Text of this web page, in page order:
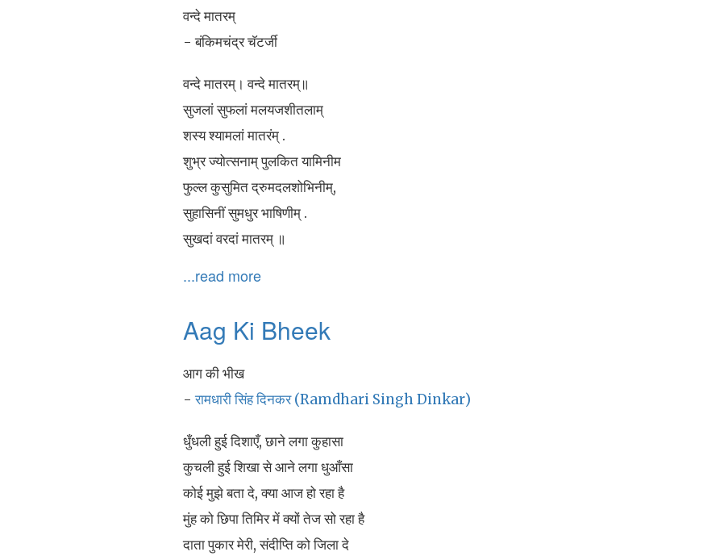
वन्दे मातरम्
- बंकिमचंद्र चॅटर्जी
वन्दे मातरम्। वन्दे मातरम्॥
सुजलां सुफलां मलयजशीतलाम्
शस्य श्यामलां मातरंम् .
शुभ्र ज्योत्सनाम् पुलकित यामिनीम
फुल्ल कुसुमित द्रुमदलशोभिनीम्,
सुहासिनीं सुमधुर भाषिणीम् .
सुखदां वरदां मातरम् ॥
...read more
Aag Ki Bheek
आग की भीख
-रामधारी सिंह दिनकर (Ramdhari Singh Dinkar)
धुँधली हुई दिशाएँ, छाने लगा कुहासा
कुचली हुई शिखा से आने लगा धुआँसा
कोई मुझे बता दे, क्या आज हो रहा है
मुंह को छिपा तिमिर में क्यों तेज सो रहा है
दाता पुकार मेरी, संदीप्ति को जिला दे